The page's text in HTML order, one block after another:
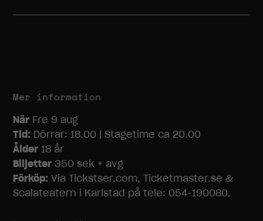
Mer information
När Fre 9 aug
Tid: Dörrar: 18.00 | Stagetime ca 20.00
Ålder 18 år
Biljetter 350 sek + avg
Förköp: Via Tickstser.com, Ticketmaster.se &
Scalateatern i Karlstad på tele: 054-190080.